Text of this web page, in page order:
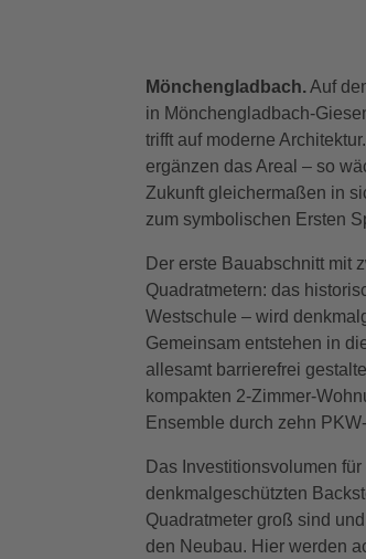
Mönchengladbach.Auf
in Mönchengladbach-
trifft auf moderne
ergänzen das Areal – so
Zukunft gleichermaßen in
zum symbolischen Ersten
Der erste Bauabschnitt mit
Quadratmetern: das
Westschule – wird
Gemeinsam entstehen in
allesamt barrierefrei
kompakten 2-Zimmer-
Ensemble durch zehn
Das Investitionsvolumen
denkmalgeschützten
Quadratmeter groß sind
den Neubau. Hier werden